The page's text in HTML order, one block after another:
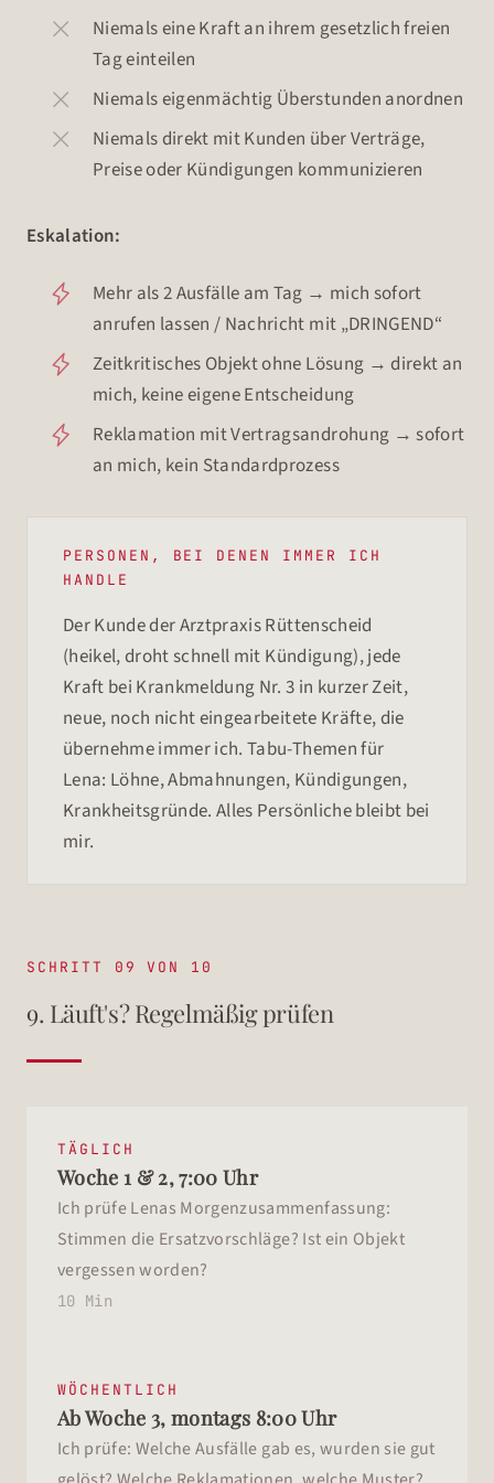
Niemals eine Kraft an ihrem gesetzlich freien
Tag einteilen
Niemals eigenmächtig Überstunden anordnen
Niemals direkt mit Kunden über Verträge,
Preise oder Kündigungen kommunizieren
Eskalation:
Mehr als 2 Ausfälle am Tag → mich sofort
anrufen lassen / Nachricht mit „DRINGEND“
Zeitkritisches Objekt ohne Lösung → direkt an
mich, keine eigene Entscheidung
Reklamation mit Vertragsandrohung → sofort
an mich, kein Standardprozess
PERSONEN, BEI DENEN IMMER ICH
HANDLE
Der Kunde der Arztpraxis Rüttenscheid
(heikel, droht schnell mit Kündigung), jede
Kraft bei Krankmeldung Nr. 3 in kurzer Zeit,
neue, noch nicht eingearbeitete Kräfte, die
übernehme immer ich. Tabu-Themen für
Lena: Löhne, Abmahnungen, Kündigungen,
Krankheitsgründe. Alles Persönliche bleibt bei
mir.
SCHRITT 09 VON 10
9. Läuft's? Regelmäßig prüfen
TÄGLICH
Woche 1 & 2, 7:00 Uhr
Ich prüfe Lenas Morgenzusammenfassung:
Stimmen die Ersatzvorschläge? Ist ein Objekt
vergessen worden?
10 Min
WÖCHENTLICH
Ab Woche 3, montags 8:00 Uhr
Ich prüfe: Welche Ausfälle gab es, wurden sie gut